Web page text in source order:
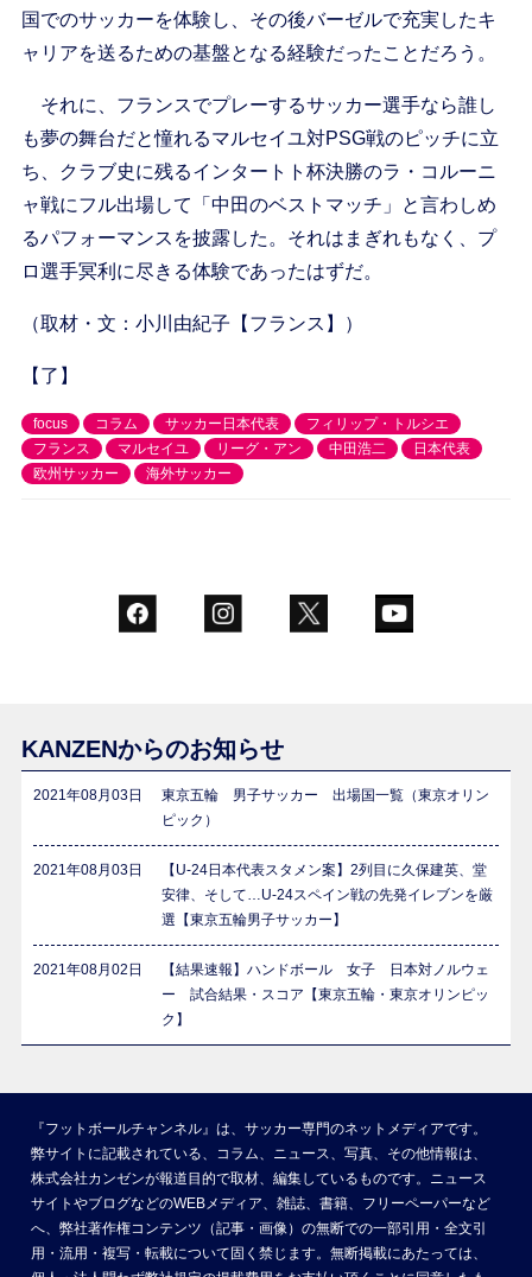
国でのサッカーを体験し、その後バーゼルで充実したキ
ャリアを送るための基盤となる経験だったことだろう。
それに、フランスでプレーするサッカー選手なら誰し
も夢の舞台だと憧れるマルセイユ対PSG戦のピッチに立
ち、クラブ史に残るインタートト杯決勝のラ・コルーニ
ャ戦にフル出場して「中田のベストマッチ」と言わしめ
るパフォーマンスを披露した。それはまぎれもなく、プ
ロ選手冥利に尽きる体験であったはずだ。
（取材・文：小川由紀子【フランス】）
【了】
focus コラム サッカー日本代表
フィリップ・トルシエ
フランス
マルセイユ リーグ・アン 中田浩二
日本代表
欧州サッカー
海外サッカー
KANZENからのお知らせ
2021年08月03日
東京五輪 男子サッカー 出場国一覧（東京オリン
ピック）
2021年08月03日
【U-24日本代表スタメン案】2列目に久保建英、堂
安律、そして…U-24スペイン戦の先発イレブンを厳
選【東京五輪男子サッカー】
2021年08月02日
【結果速報】ハンドボール 女子 日本対ノルウェ
ー 試合結果・スコア【東京五輪・東京オリンピッ
ク】
『フットボールチャンネル』は、サッカー専門のネットメディアです。
弊サイトに記載されている、コラム、ニュース、写真、その他情報は、
株式会社カンゼンが報道目的で取材、編集しているものです。ニュース
サイトやブログなどのWEBメディア、雑誌、書籍、フリーペーパーなど
へ、弊社著作権コンテンツ（記事・画像）の無断での一部引用・全文引
用・流用・複写・転載について固く禁じます。無断掲載にあたっては、